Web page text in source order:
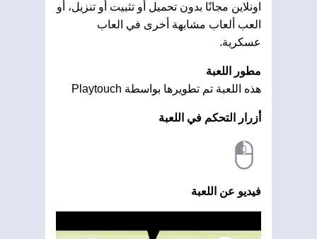
اونلاين مجانًا بدون تحميل أو تثبيت أو تنزيل، أو
العب ألعاب مشابهة أخرى في العاب
عسكرية.
مطور اللعبة
هذه اللعبة تم تطويرها بواسطة Playtouch
أزرار التحكم في اللعبة
فيديو عن اللعبة